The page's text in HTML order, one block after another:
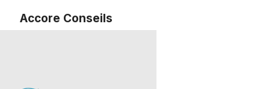
Accore Conseils